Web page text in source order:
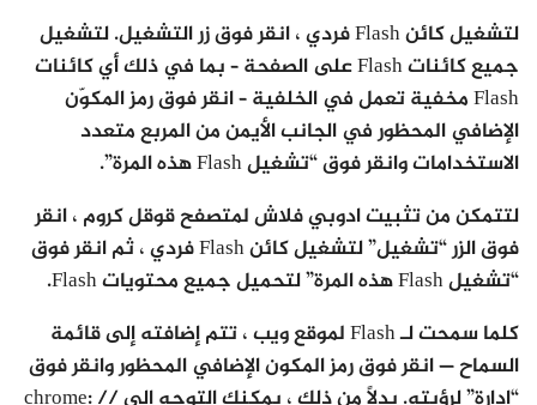
لتشغيل كائن Flash فردي ، انقر فوق زر التشغيل. لتشغيل
جميع كائنات Flash على الصفحة – بما في ذلك أي كائنات
Flash مخفية تعمل في الخلفية – انقر فوق رمز المكوّن
الإضافي المحظور في الجانب الأيمن من المربع متعدد
الاستخدامات وانقر فوق “تشغيل Flash هذه المرة”.
لتتمكن من تثبيت ادوبي فلاش لمتصفح قوقل كروم ، انقر
فوق الزر “تشغيل” لتشغيل كائن Flash فردي ، ثم انقر فوق
“تشغيل Flash هذه المرة” لتحميل جميع محتويات Flash.
كلما سمحت لـ Flash لموقع ويب ، تتم إضافته إلى قائمة
السماح — انقر فوق رمز المكون الإضافي المحظور وانقر فوق